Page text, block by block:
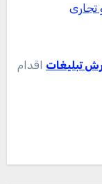
تجاری
تبلیغات اقدام